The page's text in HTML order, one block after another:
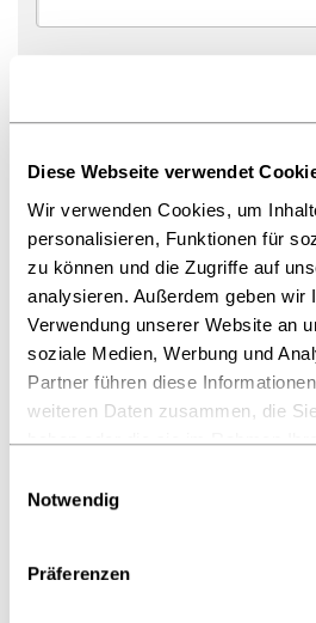
Diese Webseite verwendet
Wir verwenden Cookies, um
personalisieren, Funktionen für
zu können und die Zugriffe auf
analysieren. Außerdem geben wir
Verwendung unserer Website an
soziale Medien, Werbung und
Partner führen diese
weiteren Daten zusammen, die
haben oder die sie im Rahmen
Weitere Informationen finden Sie in
Notwendig
Präferenzen
E-Mail*
Telefonnummer*